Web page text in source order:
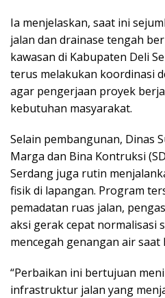
Ia menjelaskan, saat ini
jalan dan drainase tengah
kawasan di Kabupaten Deli
terus melakukan koordinasi
agar pengerjaan proyek
kebutuhan masyarakat.
Selain pembangunan, Dinas
Marga dan Bina Kontruksi
Serdang juga rutin
fisik di lapangan. Program
pemadatan ruas jalan,
aksi gerak cepat normalisasi
mencegah genangan air saat
“Perbaikan ini bertujuan
infrastruktur jalan yang